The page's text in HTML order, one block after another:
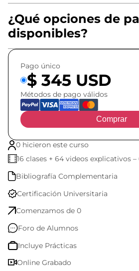
¿Qué opciones de
disponibles?
Pago único
$ 345 USD
Métodos de pago válidos
Comprar
0 hicieron este curso
16 clases + 64 videos explicativos –
Bibliografía Complementaria
Certificación Universitaria
Comenzamos de 0
Foro de Alumnos
Incluye Prácticas
Online Grabado